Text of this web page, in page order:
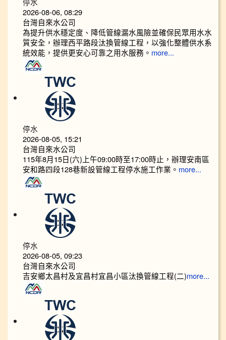
2026-08-06, 08:29
台灣自來水公司
為提升供水穩定度、降低管線漏水風險並確保民眾用水水
質安全，辦理西平路段汰換管線工程，以強化整體供水系
統效能，提供更安心可靠之用水服務。 more...
停水
2026-08-05, 15:21
台灣自來水公司
115年8月15日(六)上午09:00時至17:00時止，辦理安南區
安和路四段128巷新設管線工程停水施工作業。 more...
停水
2026-08-05, 09:23
台灣自來水公司
吉安鄉太昌村及宜昌村宜昌小區汰換管線工程(二)more...